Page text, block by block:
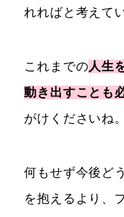
れればと考えて
これまでの人生
動き出すことも
がけくださいね。
何もせず今後ど
を抱えるより、